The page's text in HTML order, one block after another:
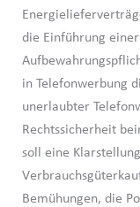
die Einführung
in Telefonwerbung
unerlaubter
Rechtssicherheit
soll eine
Bemühungen, die